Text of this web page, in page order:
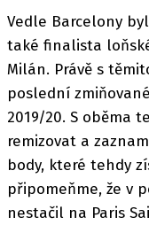
Vedle Barcelony
také finalista
Milán. Právě s
poslední
2019/20. S oběma
remizovat a
body, které tehdy
připomeňme, že v
nestačil na Paris